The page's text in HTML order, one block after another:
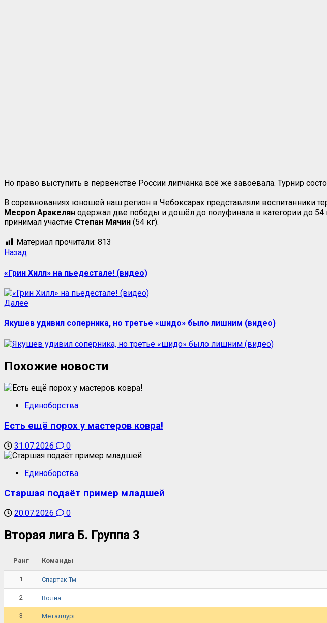
Но право выступить в первенстве России липчанка всё же завоевала. Турнир
В соревнованиях юношей наш регион в Чебоксарах представляли воспитанники
Месроп Аракелян одержал две победы и дошёл до полуфинала в категории до 54
принимал участие Степан Мячин (54 кг).
Материал прочитали: 813
Назад
«Грин Хилл» на пьедестале! (видео)
Далее
Якушев удивил соперника, но третье «шидо» было лишним (видео)
Похожие новости
Единоборства
Есть ещё порох у мастеров ковра!
31.07.2026 0
Единоборства
Старшая подаёт пример младшей
20.07.2026 0
Вторая лига Б. Группа 3
Ранг Команды
1 Спартак Тм
2 Волна
3 Металлург